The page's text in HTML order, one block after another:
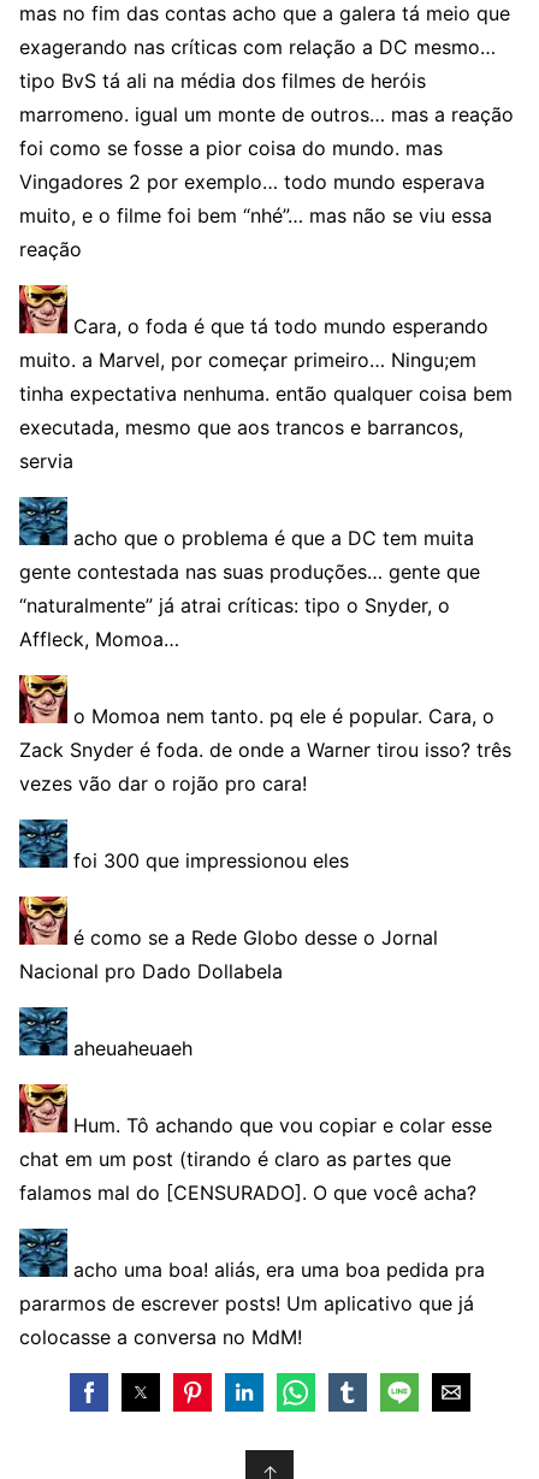
mas no fim das contas acho que a galera tá meio que
exagerando nas críticas com relação a DC mesmo…
tipo BvS tá ali na média dos filmes de heróis
marromeno. igual um monte de outros… mas a reação
foi como se fosse a pior coisa do mundo. mas
Vingadores 2 por exemplo… todo mundo esperava
muito, e o filme foi bem “nhé”… mas não se viu essa
reação
Cara, o foda é que tá todo mundo esperando
muito. a Marvel, por começar primeiro… Ningu;em
tinha expectativa nenhuma. então qualquer coisa bem
executada, mesmo que aos trancos e barrancos,
servia
acho que o problema é que a DC tem muita
gente contestada nas suas produções… gente que
“naturalmente” já atrai críticas: tipo o Snyder, o
Affleck, Momoa…
o Momoa nem tanto. pq ele é popular. Cara, o
Zack Snyder é foda. de onde a Warner tirou isso? três
vezes vão dar o rojão pro cara!
foi 300 que impressionou eles
é como se a Rede Globo desse o Jornal
Nacional pro Dado Dollabela
aheuaheuaeh
Hum. Tô achando que vou copiar e colar esse
chat em um post (tirando é claro as partes que
falamos mal do [CENSURADO]. O que você acha?
acho uma boa! aliás, era uma boa pedida pra
pararmos de escrever posts! Um aplicativo que já
colocasse a conversa no MdM!
↑